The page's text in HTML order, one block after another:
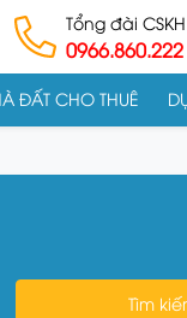
Tổng đài CSKH
0966.860.222
ĐẤT CHO THUÊ
Tìm